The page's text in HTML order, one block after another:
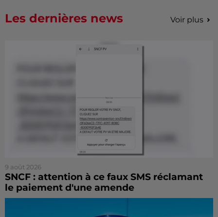
Les dernières news Voir plus
9 août 2026
SNCF : attention à ce faux SMS réclamant
le paiement d'une amende